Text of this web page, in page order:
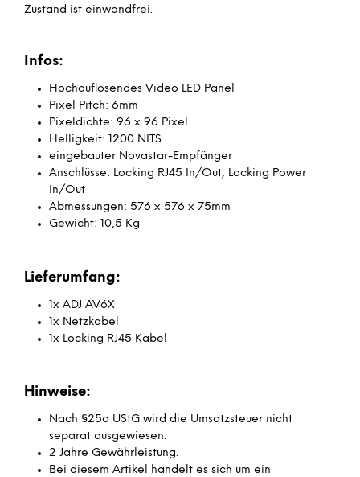
Zustand ist einwandfrei.
Infos:
Hochauflösendes Video LED Panel
Pixel Pitch: 6mm
Pixeldichte: 96 x 96 Pixel
Helligkeit: 1200 NITS
eingebauter Novastar-Empfänger
Anschlüsse: Locking RJ45 In/Out, Locking Power
In/Out
Abmessungen: 576 x 576 x 75mm
Gewicht: 10,5 Kg
Lieferumfang:
1x ADJ AV6X
1x Netzkabel
1x Locking RJ45 Kabel
Hinweise:
Nach §25a UStG wird die Umsatzsteuer nicht
separat ausgewiesen.
2 Jahre Gewährleistung.
Bei diesem Artikel handelt es sich um ein